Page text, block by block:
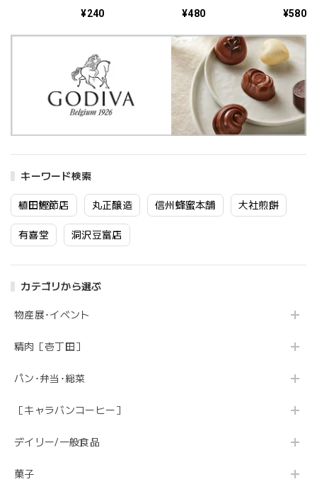
キーワード検索
植田鰹節店 丸正醸造 信州蜂蜜本舗 大社煎餅
有喜堂 洞沢豆富店
カテゴリから選ぶ
物産展･イベント
精肉［壱丁田］
パン･弁当･総菜
［キャラバンコーヒー］
デイリー/一般食品
菓子
¥240
¥480
¥580